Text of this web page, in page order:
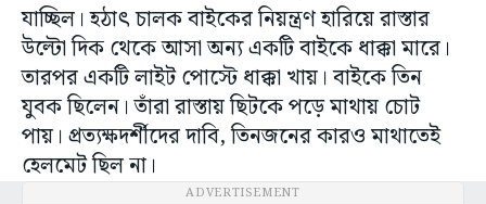
যাচ্ছিল। হঠাৎ চালক বাইকের নিয়ন্ত্রণ হারিয়ে রাস্তার
উল্টো দিক থেকে আসা অন্য একটি বাইকে ধাক্কা মারে।
তারপর একটি লাইট পোস্টে ধাক্কা খায়। বাইকে তিন
যুবক ছিলেন। তাঁরা রাস্তায় ছিটকে পড়ে মাথায় চোট
পায়। প্রত্যক্ষদর্শীদের দাবি, তিনজনের কারও মাথাতেই
হেলমেট ছিল না।
ADVERTISEMENT